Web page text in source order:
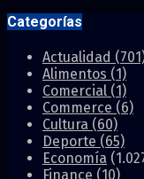
Categorías
Actualidad
Alimentos (1)
Comercial (1)
Commerce (6)
Cultura (60)
Deporte (65)
Economía
Finance (10)